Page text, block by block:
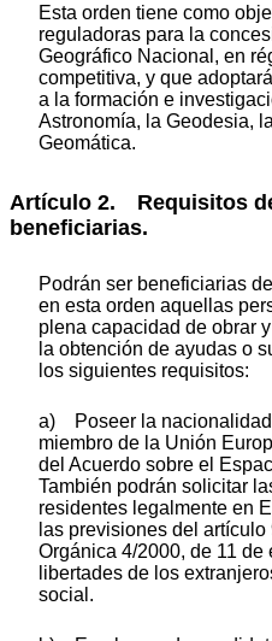
Esta orden tiene como
reguladoras para la
Geográfico Nacional, en
competitiva, y que
a la formación e
Astronomía, la Geodesia,
Geomática.
Artículo 2. Requisitos
beneficiarias.
Podrán ser beneficiarias
en esta orden aquellas
plena capacidad de obrar
la obtención de ayudas o
los siguientes requisitos:
a) Poseer la
miembro de la Unión
del Acuerdo sobre el
También podrán solicitar
residentes legalmente en
las previsiones del artículo
Orgánica 4/2000, de 11 de
libertades de los
social.